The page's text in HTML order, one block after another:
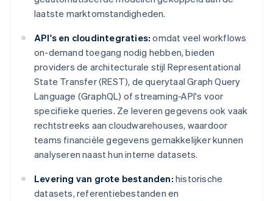
laatste marktomstandigheden.
API's en cloudintegraties: omdat veel workflows
on-demand toegang nodig hebben, bieden
providers de architecturale stijl Representational
State Transfer (REST), de querytaal Graph Query
Language (GraphQL) of streaming-API's voor
specifieke queries. Ze leveren gegevens ook vaak
rechtstreeks aan cloudwarehouses, waardoor
teams financiële gegevens gemakkelijker kunnen
analyseren naast hun interne datasets.
Levering van grote bestanden: historische
datasets, referentiebestanden en